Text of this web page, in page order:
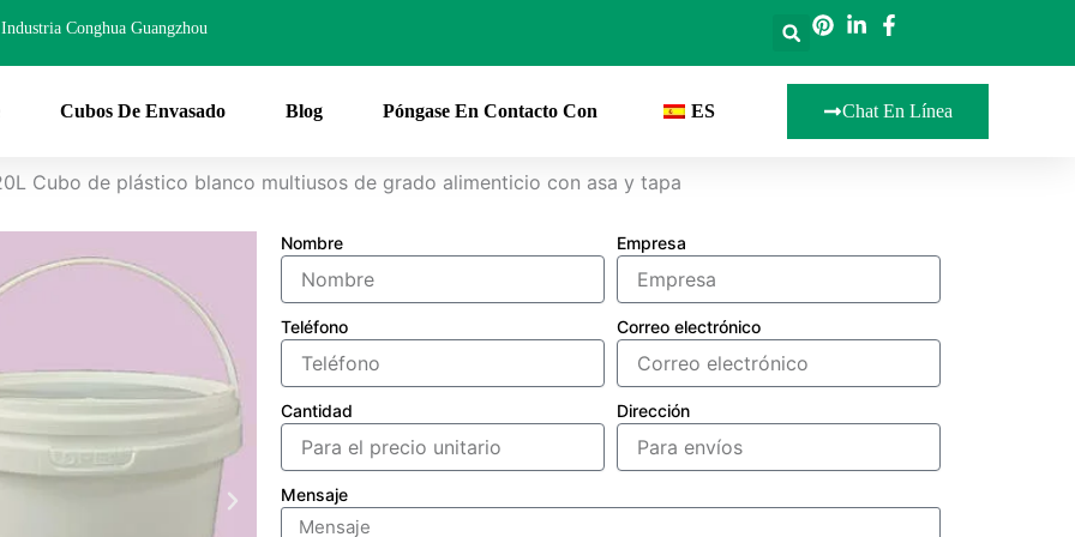
Industria Conghua Guangzhou
Cubos De Envasado Blog Póngase En Contacto Con ES Chat En Línea
Cubo de plástico blanco multiusos de grado alimenticio con asa y tapa
Nombre Empresa
Teléfono Correo electrónico
Cantidad Dirección
Mensaje